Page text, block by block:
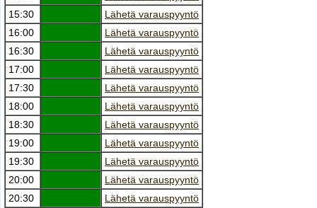
15:30
Lähetä varauspyyntö
16:00
Lähetä varauspyyntö
16:30
Lähetä varauspyyntö
17:00
Lähetä varauspyyntö
17:30
Lähetä varauspyyntö
18:00
Lähetä varauspyyntö
18:30
Lähetä varauspyyntö
19:00
Lähetä varauspyyntö
19:30
Lähetä varauspyyntö
20:00
Lähetä varauspyyntö
20:30
Lähetä varauspyyntö